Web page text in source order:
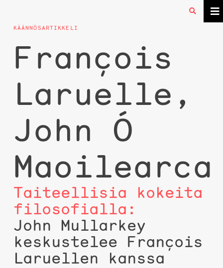
KÄÄNNÖSARTIKKELI
François
Laruelle,
John Ó
Maoilearca
Taiteellisia kokeita
filosofialla:
John Mullarkey
keskustelee François
Laruellen kanssa